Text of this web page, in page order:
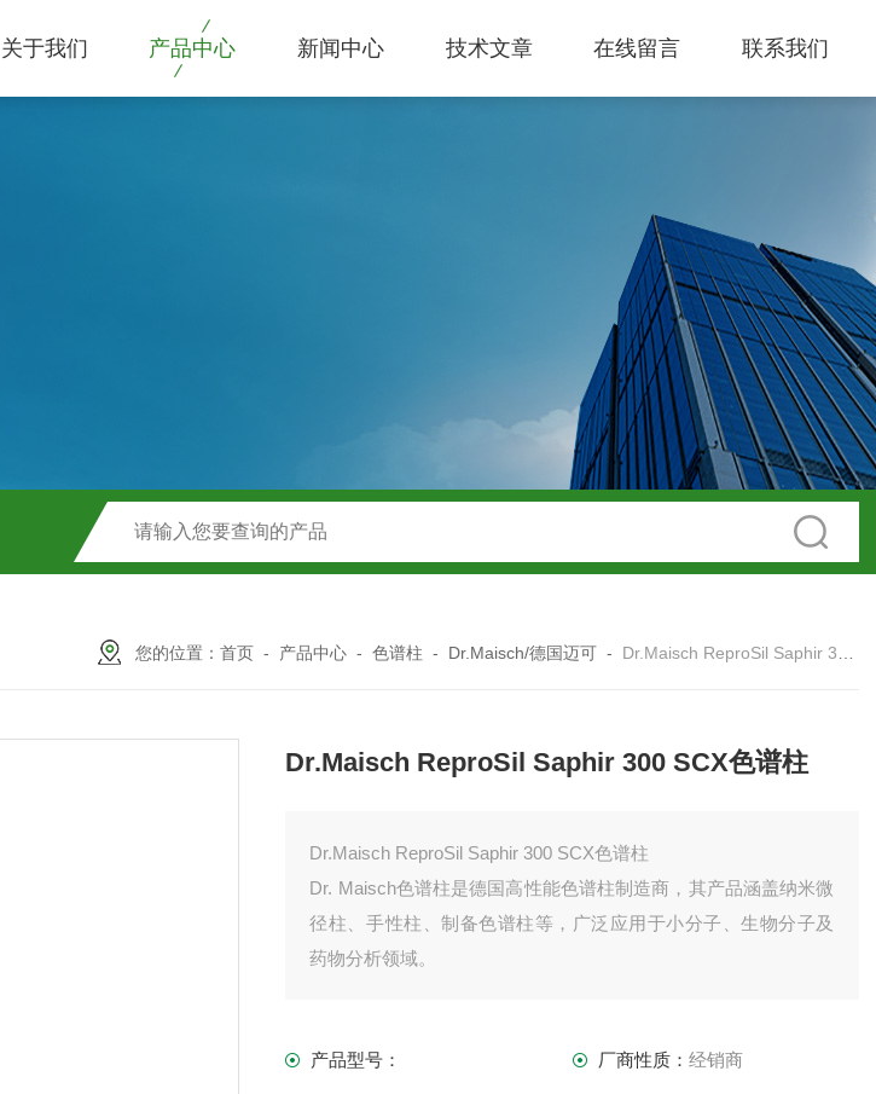
关于我们 产品中心 新闻中心 技术文章 在线留言 联系我们
您的位置：首页 - 产品中心 -色谱柱 - Dr.Maisch/德国迈可 - Dr.Maisch ReproSil Saphir 300 SCX色谱柱
Dr.Maisch ReproSil Saphir 300 SCX色谱柱
Dr.Maisch ReproSil Saphir 300 SCX色谱柱
Dr. Maisch色谱柱是德国高性能色谱柱制造商，其产品涵盖纳米微
径柱、手性柱、制备色谱柱等，广泛应用于小分子、生物分子及
药物分析领域。
产品型号： 厂商性质： 经销商